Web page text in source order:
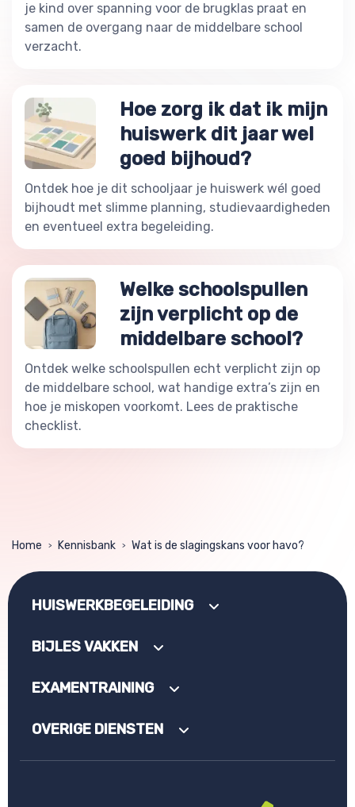
je kind over spanning voor de brugklas praat en
samen de overgang naar de middelbare school
verzacht.
Hoe zorg ik dat ik mijn
huiswerk dit jaar wel
goed bijhoud?
Ontdek hoe je dit schooljaar je huiswerk wél goed
bijhoudt met slimme planning, studievaardigheden
en eventueel extra begeleiding.
Welke schoolspullen
zijn verplicht op de
middelbare school?
Ontdek welke schoolspullen echt verplicht zijn op
de middelbare school, wat handige extra’s zijn en
hoe je miskopen voorkomt. Lees de praktische
checklist.
Home > Kennisbank > Wat is de slagingskans voor havo?
HUISWERKBEGELEIDING
BIJLES VAKKEN
EXAMENTRAINING
OVERIGE DIENSTEN